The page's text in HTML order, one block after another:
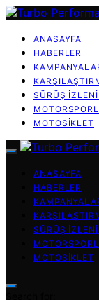
ANASAYFA
HABERLER
SÜRÜŞ
MOTOSIKLET
ANASAYFA
HABERLER
SÜRÜŞ
MOTOSIKLET